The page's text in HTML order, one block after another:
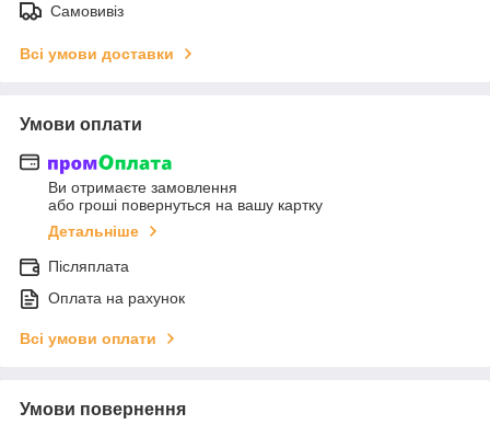
Самовивіз
Всі умови доставки
Умови оплати
Ви отримаєте замовлення
або гроші повернуться на вашу картку
Детальніше
Післяплата
Оплата на рахунок
Всі умови оплати
Умови повернення